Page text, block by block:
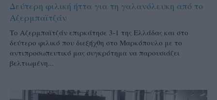
Δεύτερη φιλική ήττα για τη γαλανόλευκη από το
Αζερμπαϊτζάν
Το Αζερμπαϊτζάν επιρκάτησε 3-1 της Ελλάδας και στο
δεύτερο φιλικό που διεξήχθη στο Μαρκόπουλο με το
αντιπροσωπευτικό μας συγκρότημα να παρουσιάζει
βελτιωμένη...